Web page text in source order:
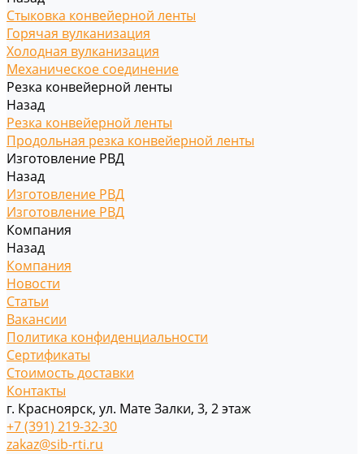
Стыковка конвейерной ленты
Горячая вулканизация
Холодная вулканизация
Механическое соединение
Резка конвейерной ленты
Назад
Резка конвейерной ленты
Продольная резка конвейерной ленты
Изготовление РВД
Назад
Изготовление РВД
Изготовление РВД
Компания
Назад
Компания
Новости
Статьи
Вакансии
Политика конфиденциальности
Сертификаты
Стоимость доставки
Контакты
г. Красноярск, ул. Мате Залки, 3, 2 этаж
+7 (391) 219-32-30
zakaz@sib-rti.ru